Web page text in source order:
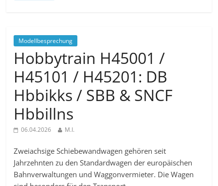
Modellbesprechung
Hobbytrain H45001 /
H45101 / H45201: DB
Hbbikks / SBB & SNCF
Hbbillns
06.04.2026 M.I.
Zweiachsige Schiebewandwagen gehören seit
Jahrzehnten zu den Standardwagen der europäischen
Bahnverwaltungen und Waggonvermieter. Die Wagen